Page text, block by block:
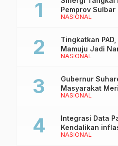
NASIONAL
Pemprov
Kantor Redaksi
NASIONAL
Tingkatkan
Mamuju Jadi
Bersama Wakil
NASIONAL
Gubernur
Masyarakat
Manakarra Fair
NASIONAL
Integrasi Data
Kendalikan
Sulbar